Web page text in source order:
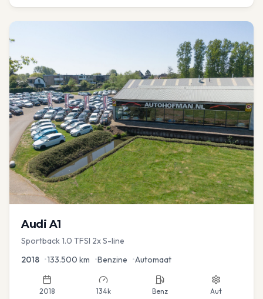
Audi A1
Sportback 1.0 TFSI 2x S-line
2018 •133.500 km •Benzine •Automaat
2018 134k Benz Aut